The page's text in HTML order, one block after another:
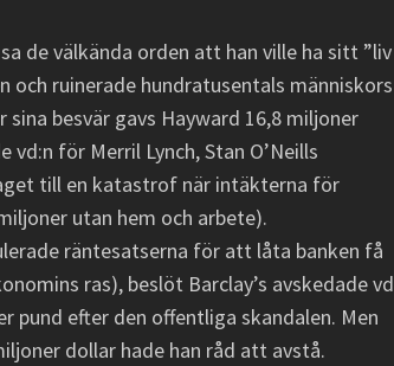
de välkända orden att han ville ha sitt ”liv
och ruinerade hundratusentals människors
besvär gavs Hayward 16,8 miljoner
för Merril Lynch, Stan O’Neills
till en katastrof när intäkterna för
utan hem och arbete).
räntesatserna för att låta banken få
ras), beslöt Barclay’s avskedade vd
pund efter den offentliga skandalen. Men
dollar hade han råd att avstå.